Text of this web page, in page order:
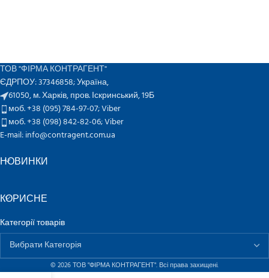
ТОВ "ФІРМА КОНТРАГЕНТ"
ЄДРПОУ: 37346858; Україна,
61050, м. Харків, пров. Іскринський, 19Б
моб. +38 (095) 784-97-07;Viber
моб. +38 (098) 842-82-06;Viber
E-mail: info@contragent.com.ua
НОВИНКИ
КОРИСНЕ
Категорії товарів
© 2026 ТОВ "ФІРМА КОНТРАГЕНТ". Всі права захищені.